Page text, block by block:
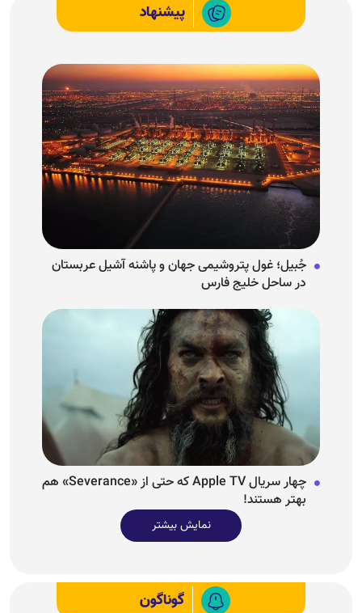
پیشنهاد
جُبیل؛ غول پتروشیمی جهان و پاشنه آشیل عربستان
در ساحل خلیج فارس
چهار سریال Apple TV که حتی از «Severance» هم
بهتر هستند!
نمایش بیشتر
گوناگون